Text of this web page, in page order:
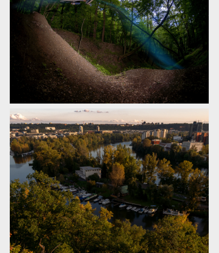
Video: Afterhours - Radek Kulha a trocha obyčejného trailovýho
ježdění
Video: Afterhours - Radek Kulha a trocha obyčejného trailovýho
ježdění
Video: Afterhours - Radek Kulha a trocha obyčejného trailovýho
ježdění